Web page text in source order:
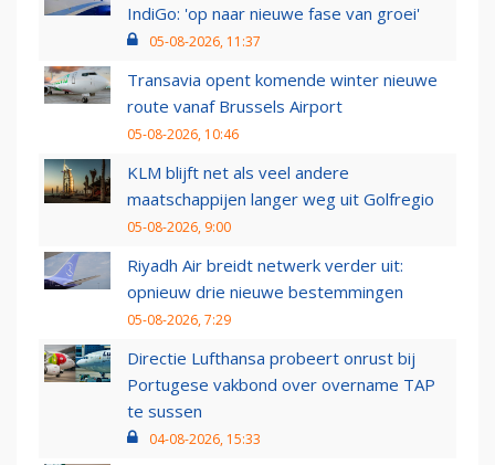
IndiGo: 'op naar nieuwe fase van groei'
05-08-2026, 11:37
Transavia opent komende winter nieuwe
route vanaf Brussels Airport
05-08-2026, 10:46
KLM blijft net als veel andere
maatschappijen langer weg uit Golfregio
05-08-2026, 9:00
Riyadh Air breidt netwerk verder uit:
opnieuw drie nieuwe bestemmingen
05-08-2026, 7:29
Directie Lufthansa probeert onrust bij
Portugese vakbond over overname TAP
te sussen
04-08-2026, 15:33